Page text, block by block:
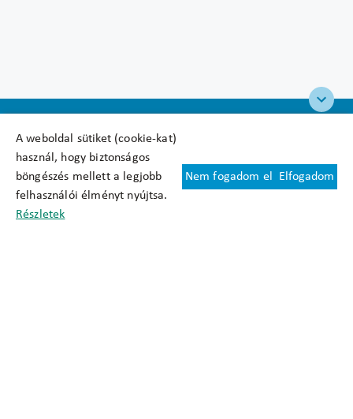
A weboldal sütiket (cookie-kat)
használ, hogy biztonságos
böngészés mellett a legjobb
felhasználói élményt nyújtsa.
Részletek
Nem fogadom el Elfogadom
Felhasználási feltételek